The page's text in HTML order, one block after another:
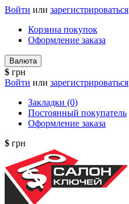
Войти или зарегистрироваться
Корзина покупок
Оформление заказа
Валюта
$ грн
Войти или зарегистрироваться
Закладки (0)
Постоянный покупатель
Оформление заказа
$ грн